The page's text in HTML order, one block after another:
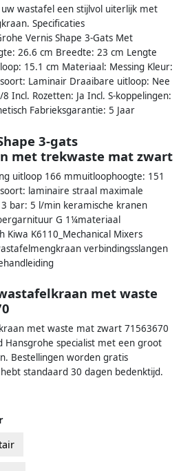
wastafel een stijlvol uiterlijk met
Specificaties
Vernis Shape 3-Gats Met
26.6 cm Breedte: 23 cm Lengte
15.1 cm Materiaal: Messing Kleur:
Laminair Draaibare uitloop: Nee
Incl. Rozetten: Ja Incl. S-koppelingen:
Fabrieksgarantie: 5 Jaar
3-gats
met trekwaste mat zwart
uitloop 166 mmuitloophoogte: 151
laminaire straal maximale
bar: 5 l/min keramische kranen
G 1¼materiaal
K6110_Mechanical Mixers
verbindingsslangen
met waste
met waste mat zwart 71563670
Hansgrohe specialist met een groot
Bestellingen worden gratis
standaard 30 dagen bedenktijd.